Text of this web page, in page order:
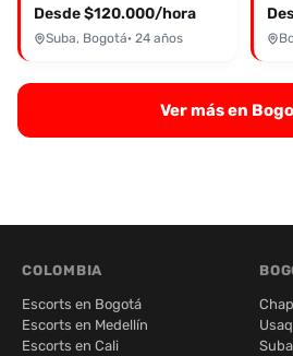
Desde $120.000/hora
Suba, Bogotá· 24 años
Ver más en
COLOMBIA
Escorts en Bogotá
Escorts en Medellín
Escorts en Cali
Suba